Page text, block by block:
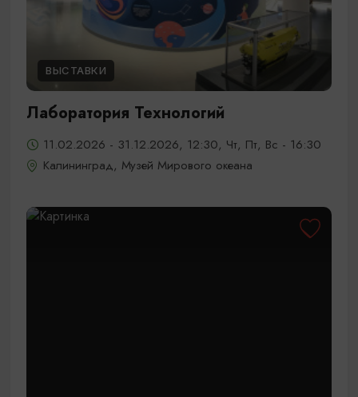
ВЫСТАВКИ
Лаборатория Технологий
11.02.2026 - 31.12.2026, 12:30, Чт, Пт, Вс - 16:30
Калининград, Музей Мирового океана